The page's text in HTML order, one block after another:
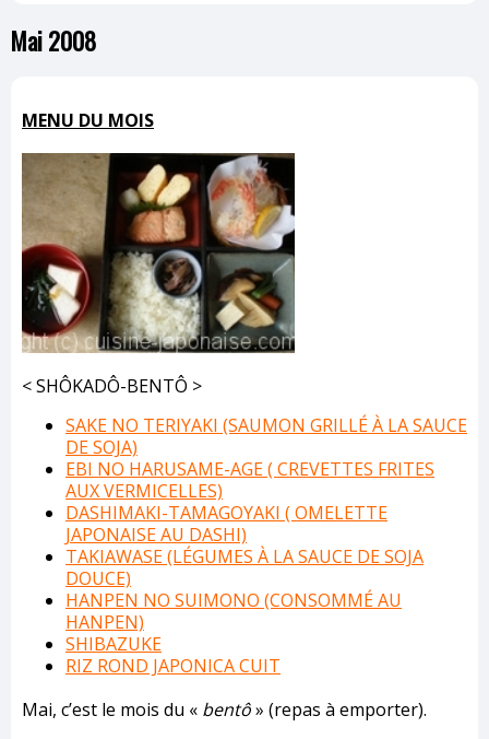
Mai 2008
MENU DU MOIS
< SHÔKADÔ-BENTÔ >
SAKE NO TERIYAKI (SAUMON GRILLÉ À LA SAUCE
DE SOJA)
EBI NO HARUSAME-AGE ( CREVETTES FRITES
AUX VERMICELLES)
DASHIMAKI-TAMAGOYAKI ( OMELETTE
JAPONAISE AU DASHI)
TAKIAWASE (LÉGUMES À LA SAUCE DE SOJA
DOUCE)
HANPEN NO SUIMONO (CONSOMMÉ AU
HANPEN)
SHIBAZUKE
RIZ ROND JAPONICA CUIT
Mai, c’est le mois du « bentô» (repas à emporter).